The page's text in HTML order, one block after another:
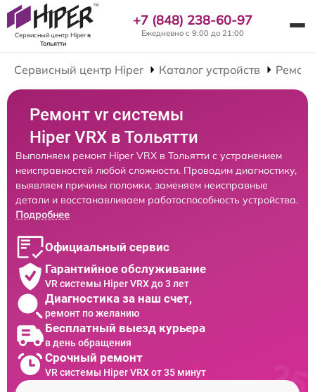
Сервисный центр Hiperв
Тольятти
+7 (848) 238-60-97
Ежедневно с 9:00 до 21:00
Сервисный центр Hiper Каталог устройств
Ремонт vr системы
Hiper VRX в Тольятти
Выполняем ремонт Hiper VRX в Тольятти с устранением
неисправностей любой сложности. Проводим диагностику,
выявляем причины поломки, заменяем неисправные
детали и восстанавливаем работоспособность устройства.
Подробнее
Официальный сервис
Гарантийное обслуживание
VR системы Hiper VRX до 3 лет
Диагностика за наш счет,
ремонт по желанию
Бесплатный выезд курьера
в день обращения
Срочный ремонт
VR системы Hiper VRX от 35 минут